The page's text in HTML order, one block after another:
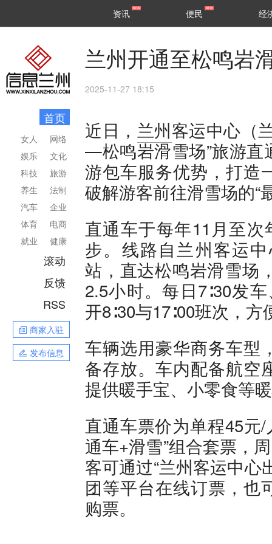
区县
资讯 便民 经
首页
网络
文化
旅游
法制
企业
电商
健康
女人
娱乐
科技
养生
汽车
体育
就业
滚动
反馈
RSS
商家入驻
发布信息
兰州开通至松鸣岩
2025-11-27 18:15
近日， 兰州客运中心（
—松鸣岩滑雪场”旅游直
游包车服务优势，打造
破解游客前往滑雪场的“
直通车于每年11月至
步。线路自兰州客运
站，直达松鸣岩滑雪场
2.5小时。每日7∶30发
开8∶30与17∶00班次，
车辆选用豪华商务车型
备存放。车内配备航空
提供暖手宝、小零食等
直通车票价为单程45元
通车+滑雪”组合套票，
客可通过“兰州客运中心
团等平台在线订票，也
购票。